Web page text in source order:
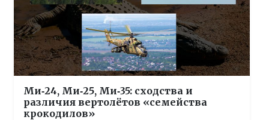
Ми‑24, Ми‑25, Ми‑35: сходства и
различия вертолётов «семейства
крокодилов»